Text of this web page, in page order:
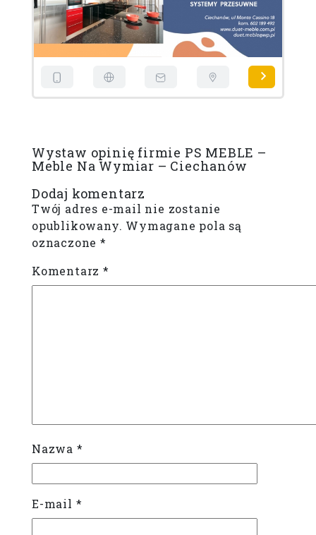
Wystaw opinię firmie PS MEBLE –
Meble Na Wymiar – Ciechanów
Dodaj komentarz
Twój adres e-mail nie zostanie
opublikowany. Wymagane pola są
oznaczone*
Komentarz*
Nazwa *
E-mail *